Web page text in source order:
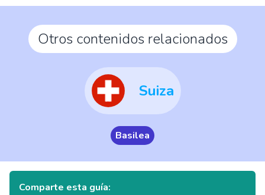
Otros contenidos relacionados
Suiza
Basilea
Comparte esta guía: